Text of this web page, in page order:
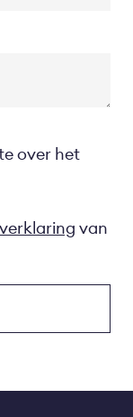
over het
van